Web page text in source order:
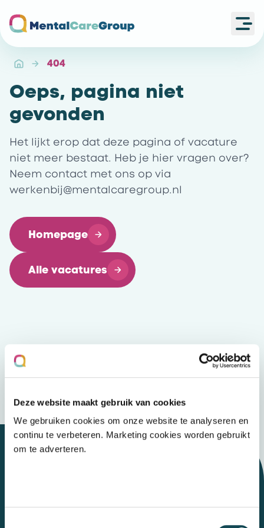
Deze website maakt gebruik van cookies
We gebruiken cookies om onze website te analyseren en
continu te verbeteren. Marketing cookies worden gebruikt
om te adverteren.
404
Oeps, pagina niet
gevonden
Het lijkt erop dat deze pagina of vacature
niet meer bestaat. Heb je hier vragen over?
Neem contact met ons op via
werkenbij@mentalcaregroup.nl
Homepage
Alle vacatures